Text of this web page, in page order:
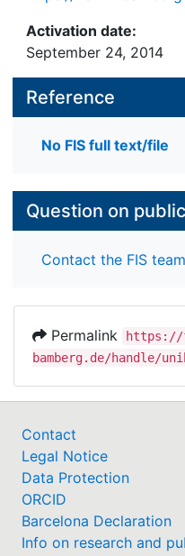
Activation date:
September 24, 2014
Reference
No FIS full text/file
Question on
Contact the FIS team
Permalink
bamberg.de/handle/
Contact
Legal Notice
Data Protection
ORCID
Barcelona Declaration
Info on research and